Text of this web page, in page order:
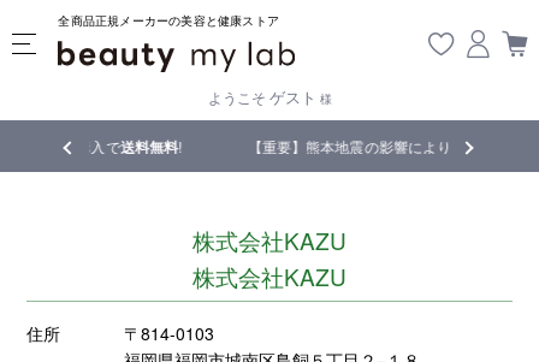
全商品正規メーカーの美容と健康ストア
ようこそ ゲスト 様
送料無料! 【重要】熊本地震の影響により遅延が生じております
株式会社KAZU
株式会社KAZU
住所
〒814-0103